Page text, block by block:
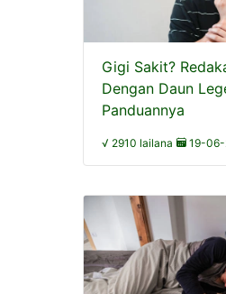
Gigi Sakit?
Dengan Daun
Panduannya
√ 2910 lailana 19-